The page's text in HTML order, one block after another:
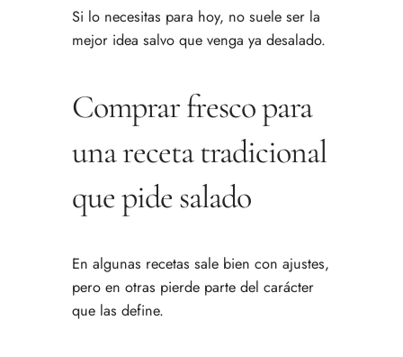
Si lo necesitas para hoy, no suele ser la
mejor idea salvo que venga ya desalado.
Comprar fresco para
una receta tradicional
que pide salado
En algunas recetas sale bien con ajustes,
pero en otras pierde parte del carácter
que las define.